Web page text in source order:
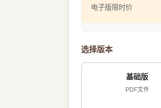
电子版限时价
选择版本
基础版
PDF文件